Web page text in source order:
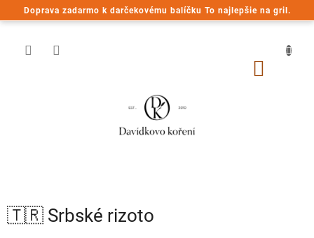
Doprava zadarmo k darčekovému balíčku To najlepšie na gril.
Prejsť
na
🇹🇷 Srbské rizoto